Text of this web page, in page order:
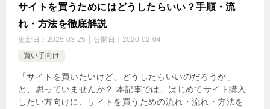
サイトを買うためにはどうしたらいい？手順・流
れ・方法を徹底解説
更新日： 2025-03-25 公開日： 2020-02-04
買い手向け
「サイトを買いたいけど、どうしたらいいのだろうか」
と、思っていませんか？ 本記事では、はじめてサイト購入
したい方向けに、サイトを買うための流れ・流れ・方法を